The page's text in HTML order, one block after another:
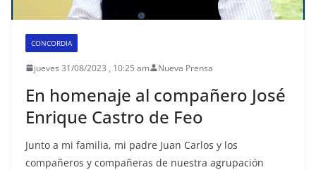
CONCORDIA
jueves 31/08/2023 , 10:25 am Nueva Prensa
En homenaje al compañero José
Enrique Castro de Feo
Junto a mi familia, mi padre Juan Carlos y los
compañeros y compañeras de nuestra agrupación